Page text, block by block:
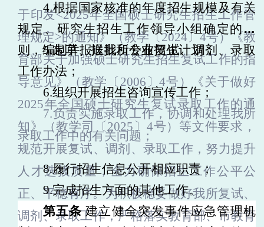
于印发<2025年全国硕士研究生招生工作管
理规定>的通知》（教学〔2024〕4号）《教
育部关于加强硕士研究生招生复试工作的指
导意见》（教学〔2006〕4号）《关于做好
2025年全国硕士研究生复试录取工作的通
知》（教学司〔2025〕4号） 等文件要求，
规范开展复试、调剂、录取工作，努力提升
人才选拔质量，全力确保招生工作公平公
正、平稳有序。为积极稳妥做好我所复试、
调剂、录取工作，严格落实教育部、市教育
4.根据国家核准的年度招生规模及有关
规定、研究生招生工作领导小组确定的原
则，编制并报送我所专业招生计划；
5.起草、报批和公布复试、调剂、录取
工作办法；
6.组织开展招生咨询宣传工作；
7.负责实施录取工作，协调和处理我所
录取工作中的有关问题；
8.履行招生信息公开相应职责；
9.完成招生方面的其他工作。
第五条 建立健全突发事件应急管理机